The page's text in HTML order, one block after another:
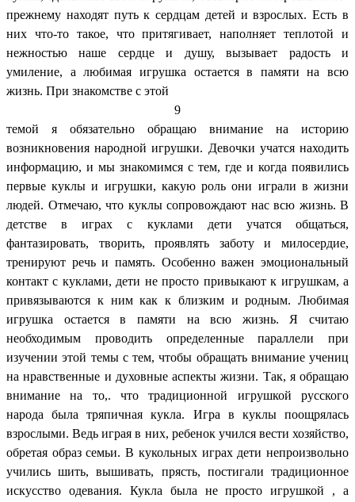
прежнему находят путь к сердцам детей и взрослых. Есть в
них что-то такое, что притягивает, наполняет теплотой и
нежностью наше сердце и душу, вызывает радость и
умиление, а любимая игрушка остается в памяти на всю
жизнь. При знакомстве с этой
9
темой я обязательно обращаю внимание на историю
возникновения народной игрушки. Девочки учатся находить
информацию, и мы знакомимся с тем, где и когда появились
первые куклы и игрушки, какую роль они играли в жизни
людей. Отмечаю, что куклы сопровождают нас всю жизнь. В
детстве в играх с куклами дети учатся общаться,
фантазировать, творить, проявлять заботу и милосердие,
тренируют речь и память. Особенно важен эмоциональный
контакт с куклами, дети не просто привыкают к игрушкам, а
привязываются к ним как к близким и родным. Любимая
игрушка остается в памяти на всю жизнь. Я считаю
необходимым проводить определенные параллели при
изучении этой темы с тем, чтобы обращать внимание учениц
на нравственные и духовные аспекты жизни. Так, я обращаю
внимание на то,. что традиционной игрушкой русского
народа была тряпичная кукла. Игра в куклы поощрялась
взрослыми. Ведь играя в них, ребенок учился вести хозяйство,
обретая образ семьи. В кукольных играх дети непроизвольно
учились шить, вышивать, прясть, постигали традиционное
искусство одевания. Кукла была не просто игрушкой , а